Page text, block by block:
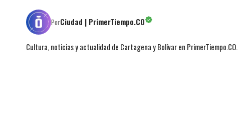
PorCiudad | PrimerTiempo.CO
Cultura, noticias y actualidad de Cartagena y Bolívar en PrimerTiempo.CO.